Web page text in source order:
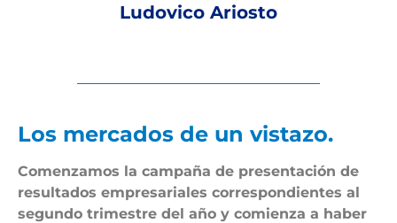
Ludovico Ariosto
Los mercados de un vistazo.
Comenzamos la campaña de presentación de
resultados empresariales correspondientes al
segundo trimestre del año y comienza a haber